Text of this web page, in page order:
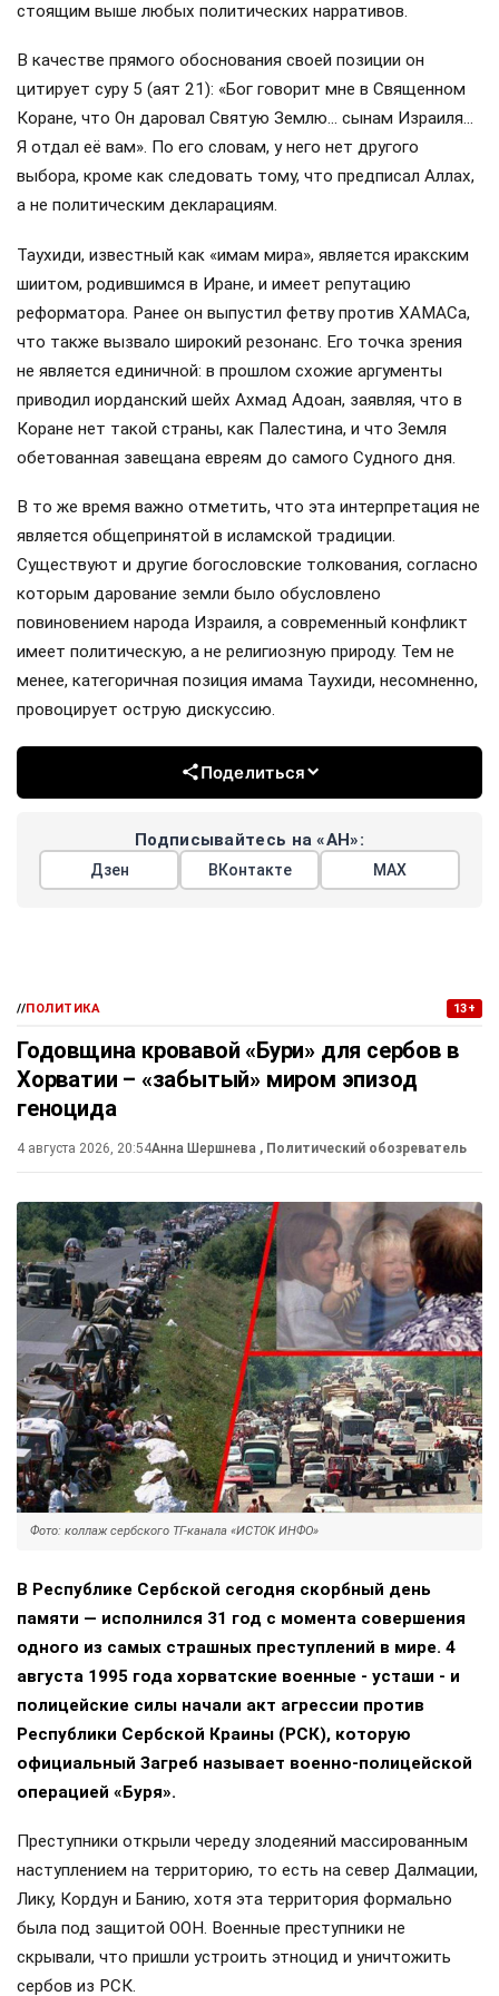
стоящим выше любых политических нарративов.
В качестве прямого обоснования своей позиции он
цитирует суру 5 (аят 21): «Бог говорит мне в Священном
Коране, что Он даровал Святую Землю… сынам Израиля…
Я отдал её вам». По его словам, у него нет другого
выбора, кроме как следовать тому, что предписал Аллах,
а не политическим декларациям.
Таухиди, известный как «имам мира», является иракским
шиитом, родившимся в Иране, и имеет репутацию
реформатора. Ранее он выпустил фетву против ХАМАСа,
что также вызвало широкий резонанс. Его точка зрения
не является единичной: в прошлом схожие аргументы
приводил иорданский шейх Ахмад Адоан, заявляя, что в
Коране нет такой страны, как Палестина, и что Земля
обетованная завещана евреям до самого Судного дня.
В то же время важно отметить, что эта интерпретация не
является общепринятой в исламской традиции.
Существуют и другие богословские толкования, согласно
которым дарование земли было обусловлено
повиновением народа Израиля, а современный конфликт
имеет политическую, а не религиозную природу. Тем не
менее, категоричная позиция имама Таухиди, несомненно,
провоцирует острую дискуссию.
Поделиться
Подписывайтесь на «АН»:
Дзен ВКонтакте МАХ
//ПОЛИТИКА 13+
Годовщина кровавой «Бури» для сербов в
Хорватии – «забытый» миром эпизод
геноцида
4 августа 2026, 20:54Анна Шершнева , Политический обозреватель
Фото: коллаж сербского ТГ-канала «ИСТОК ИНФО»
В Республике Сербской сегодня скорбный день
памяти — исполнился 31 год с момента совершения
одного из самых страшных преступлений в мире. 4
августа 1995 года хорватские военные - усташи - и
полицейские силы начали акт агрессии против
Республики Сербской Краины (РСК), которую
официальный Загреб называет военно-полицейской
операцией «Буря».
Преступники открыли череду злодеяний массированным
наступлением на территорию, то есть на север Далмации,
Лику, Кордун и Банию, хотя эта территория формально
была под защитой ООН. Военные преступники не
скрывали, что пришли устроить этноцид и уничтожить
сербов из РСК.